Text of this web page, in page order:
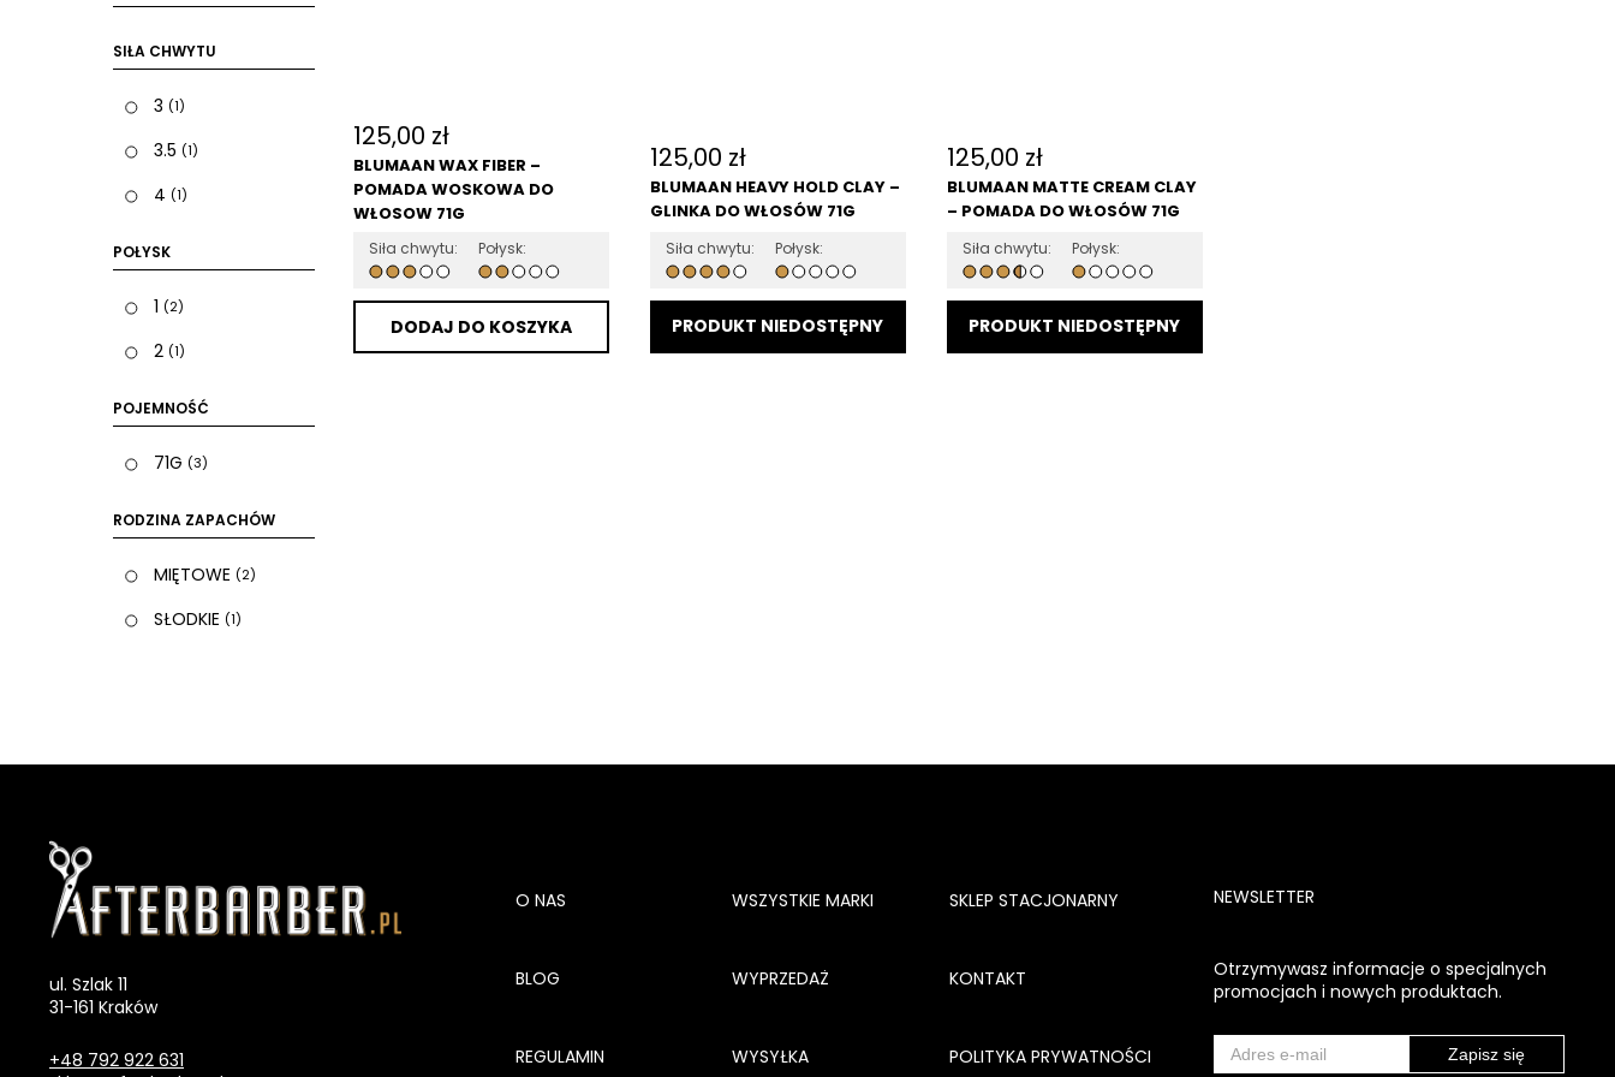
SIŁA CHWYTU
3 (1)
3.5 (1)
4 (1)
POŁYSK
1 (2)
2 (1)
POJEMNOŚĆ
71G (3)
RODZINA ZAPACHÓW
MIĘTOWE (2)
SŁODKIE (1)
125,00 zł
BLUMAAN WAX FIBER –
POMADA WOSKOWA DO
WŁOSOW 71G
Siła chwytu: Połysk:
DODAJ DO KOSZYKA
125,00 zł
BLUMAAN HEAVY HOLD CLAY –
GLINKA DO WŁOSÓW 71G
Siła chwytu: Połysk:
DODAJ DO KOSZYKA
125,00 zł
BLUMAAN MATTE CREAM CLAY
– POMADA DO WŁOSÓW 71G
Siła chwytu: Połysk:
DODAJ DO KOSZYKA
ul. Szlak 11
31-161 Kraków
+48 792 922 631
O NAS WSZYSTKIE MARKI SKLEP STACJONARNY
BLOG WYPRZEDAŻ KONTAKT
REGULAMIN WYSYŁKA POLITYKA PRYWATNOŚCI
NEWSLETTER
Otrzymywasz informacje o specjalnych
promocjach i nowych produktach.